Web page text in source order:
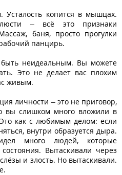
Усталость копится в мышцах.
– всё это признаки
баня, просто прогулки
панцирь.
неидеальным. Вы можете
Это не делает вас плохим
живым.
личности – это не приговор,
вы слишком много вложили в
как с любимым делом: если
внутри образуется дыра.
много людей, которые
Вытаскивали через
и злость. Но вытаскивали.